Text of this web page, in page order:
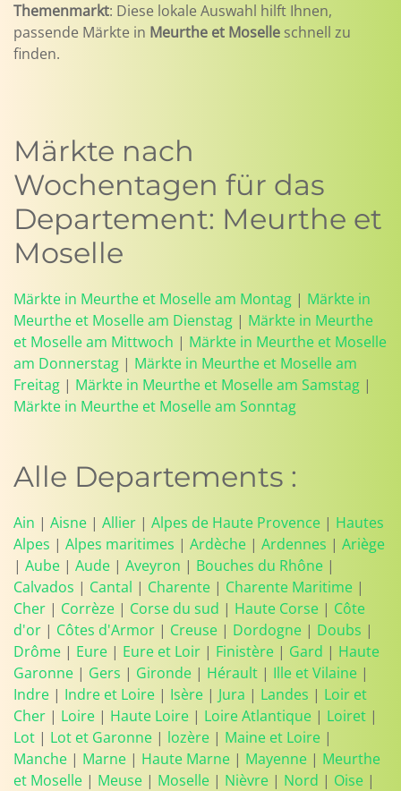
Themenmarkt: Diese lokale Auswahl hilft Ihnen,
passende Märkte in Meurthe et Moselle schnell zu
finden.
Märkte nach
Wochentagen für das
Departement: Meurthe et
Moselle
Märkte in Meurthe et Moselle am Montag | Märkte in
Meurthe et Moselle am Dienstag | Märkte in Meurthe
et Moselle am Mittwoch | Märkte in Meurthe et Moselle
am Donnerstag | Märkte in Meurthe et Moselle am
Freitag | Märkte in Meurthe et Moselle am Samstag |
Märkte in Meurthe et Moselle am Sonntag
Alle Departements :
Ain | Aisne | Allier | Alpes de Haute Provence | Hautes
Alpes | Alpes maritimes | Ardèche | Ardennes | Ariège
| Aube | Aude | Aveyron | Bouches du Rhône |
Calvados | Cantal | Charente | Charente Maritime |
Cher | Corrèze | Corse du sud | Haute Corse | Côte
d'or | Côtes d'Armor | Creuse | Dordogne | Doubs |
Drôme | Eure | Eure et Loir | Finistère | Gard | Haute
Garonne | Gers | Gironde | Hérault | Ille et Vilaine |
Indre | Indre et Loire | Isère | Jura | Landes | Loir et
Cher | Loire | Haute Loire | Loire Atlantique | Loiret |
Lot | Lot et Garonne | lozère | Maine et Loire |
Manche | Marne | Haute Marne | Mayenne | Meurthe
et Moselle | Meuse | Moselle | Nièvre | Nord | Oise |